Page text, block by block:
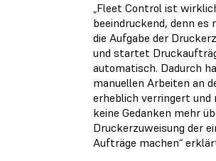
„Fleet Control ist
beeindruckend, denn es
die Aufgabe der
und startet
automatisch. Dadurch
manuellen Arbeiten an
erheblich verringert und
keine Gedanken mehr
Druckerzuweisung der
Aufträge machen“